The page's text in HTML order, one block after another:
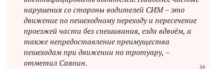
нарушения со стороны водителей СИМ – это
движение по пешеходному переходу и пересечение
проезжей части без спешивания, езда вдвоём, а
также непредоставление преимущества
пешеходам при движении по тротуару, –
отметил Саяпин.